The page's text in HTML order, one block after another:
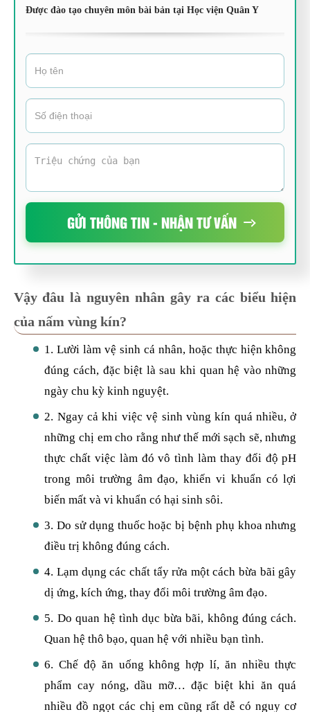
Được đào tạo chuyên môn bài bản tại Học viện Quân Y
GỬI THÔNG TIN - NHẬN TƯ VẤN
Vậy đâu là nguyên nhân gây ra các biểu hiện
của nấm vùng kín?
1. Lười làm vệ sinh cá nhân, hoặc thực hiện không
đúng cách, đặc biệt là sau khi quan hệ vào những
ngày chu kỳ kinh nguyệt.
2. Ngay cả khi việc vệ sinh vùng kín quá nhiều, ở
những chị em cho rằng như thế mới sạch sẽ, nhưng
thực chất việc làm đó vô tình làm thay đổi độ pH
trong môi trường âm đạo, khiến vi khuẩn có lợi
biến mất và vi khuẩn có hại sinh sôi.
3. Do sử dụng thuốc hoặc bị bệnh phụ khoa nhưng
điều trị không đúng cách.
4. Lạm dụng các chất tẩy rửa một cách bừa bãi gây
dị ứng, kích ứng, thay đổi môi trường âm đạo.
5. Do quan hệ tình dục bừa bãi, không đúng cách.
Quan hệ thô bạo, quan hệ với nhiều bạn tình.
6. Chế độ ăn uống không hợp lí, ăn nhiều thực
phẩm cay nóng, dầu mỡ… đặc biệt khi ăn quá
nhiều đồ ngọt các chị em cũng rất dễ có nguy cơ